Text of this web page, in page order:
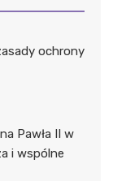
ochrony
Pawła II w
i wspólne